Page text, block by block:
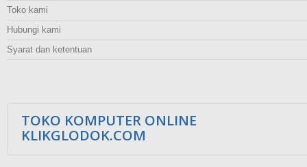
Toko kami
Hubungi kami
Syarat dan ketentuan
TOKO KOMPUTER ONLINE
KLIKGLODOK.COM